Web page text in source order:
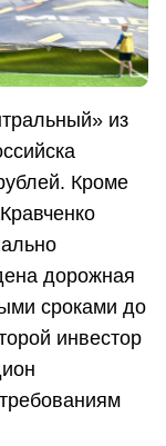
из
Кроме
дорожная
сроками до
инвестор